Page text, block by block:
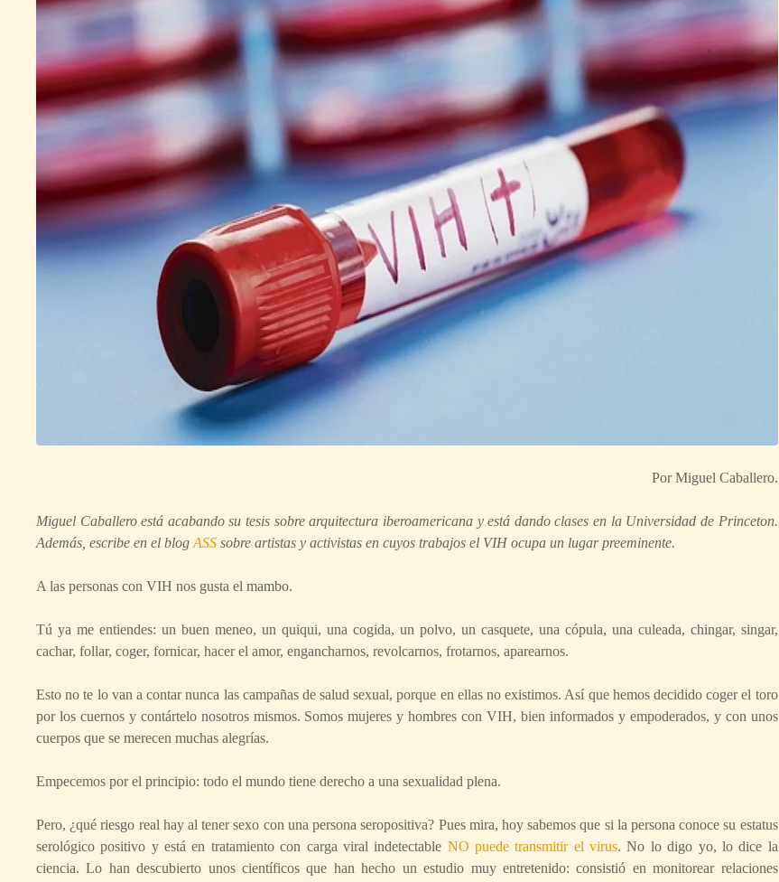
Por Miguel Caballero.
Miguel Caballero está acabando su tesis sobre arquitectura iberoamericana y está dando clases en la Universidad de Princeton.
Además, escribe en el blog ASS sobre artistas y activistas en cuyos trabajos el VIH ocupa un lugar preeminente.
A las personas con VIH nos gusta el mambo.
Tú ya me entiendes: un buen meneo, un quiqui, una cogida, un polvo, un casquete, una cópula, una culeada, chingar, singar,
cachar, follar, coger, fornicar, hacer el amor, engancharnos, revolcarnos, frotarnos, aparearnos.
Esto no te lo van a contar nunca las campañas de salud sexual, porque en ellas no existimos. Así que hemos decidido coger el toro
por los cuernos y contártelo nosotros mismos. Somos mujeres y hombres con VIH, bien informados y empoderados, y con unos
cuerpos que se merecen muchas alegrías.
Empecemos por el principio: todo el mundo tiene derecho a una sexualidad plena.
Pero, ¿qué riesgo real hay al tener sexo con una persona seropositiva? Pues mira, hoy sabemos que si la persona conoce su estatus
serológico positivo y está en tratamiento con carga viral indetectable NO puede transmitir el virus. No lo digo yo, lo dice la
ciencia. Lo han descubierto unos científicos que han hecho un estudio muy entretenido: consistió en monitorear relaciones